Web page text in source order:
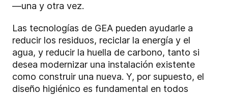
—una y otra vez.
Las tecnologías de GEA pueden ayudarle a
reducir los residuos, reciclar la energía y el
agua, y reducir la huella de carbono, tanto si
desea modernizar una instalación existente
como construir una nueva. Y, por supuesto, el
diseño higiénico es fundamental en todos